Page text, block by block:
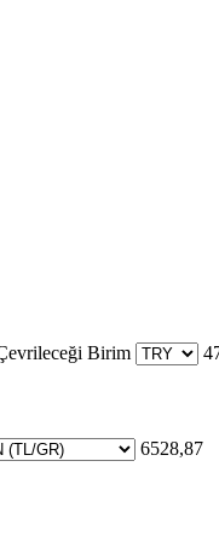
Birim
6528,87